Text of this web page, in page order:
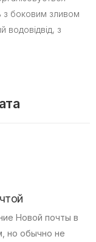
з боковим зливом
водовідвід, з
Новой почты в
но обычно не